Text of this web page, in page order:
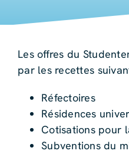
Les offres du
par les recettes
Réfectoires
Résidences
Cotisations pour
Subventions du